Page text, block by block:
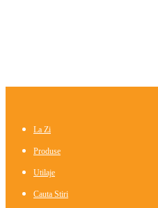
La Zi
Produse
Utilaje
Cauta Stiri